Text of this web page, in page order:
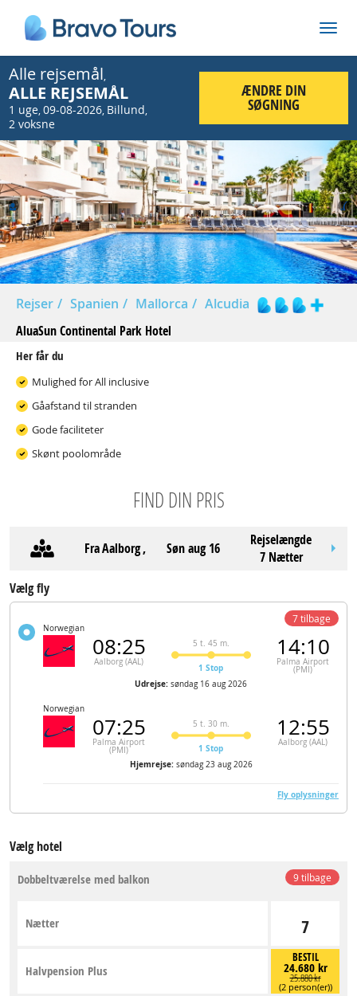
Alle rejsemål,
ALLE REJSEMÅL
1 uge,09-08-2026, Billund,
2 voksne
ÆNDRE DIN
SØGNING
Prev
Rejser Spanien Mallorca
Alcudia
AluaSun Continental Park Hotel
Her får du
Mulighed for All inclusive
Gåafstand til stranden
Gode faciliteter
Skønt poolområde
FIND DIN PRIS
FraAalborg, søn aug 16
Rejselængde
7 Nætter
Vælg fly
Norwegian
08:25
Aalborg (AAL)
5 t. 45 m.
1 Stop
14:10
Palma Airport
(PMI)
Udrejse: søndag 16 aug 2026
Norwegian
07:25
Palma Airport
(PMI)
5 t. 30 m.
1 Stop
12:55
Aalborg (AAL)
Hjemrejse: søndag 23 aug 2026
7 tilbage
Fly oplysninger
Vælg hotel
9 tilbage
Dobbeltværelse med balkon
7
Nætter
BESTIL
24.680 kr
25.880 kr
(2 person(er))
Halvpension Plus